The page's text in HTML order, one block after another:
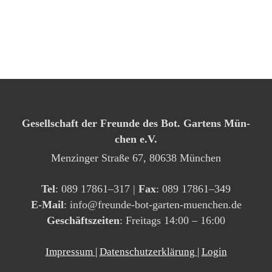
Gesell­schaft der Freun­de des Bot. Gar­tens Mün­
chen e.V.
Men­zin­ger Stra­ße 67, 80638 Mün­chen
Tel: 089 17861–317 | Fax: 089 17861–349
E‑Mail: info@​freunde-​bot-​garten-​muenchen.​de
Geschäfts­zei­ten: Frei­tags 14:00 – 16:00
Impressum | Datenschutzerklärung | Login